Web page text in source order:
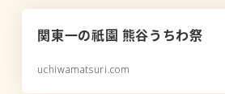
関東一の祇園 熊谷うちわ祭
uchiwamatsuri.com